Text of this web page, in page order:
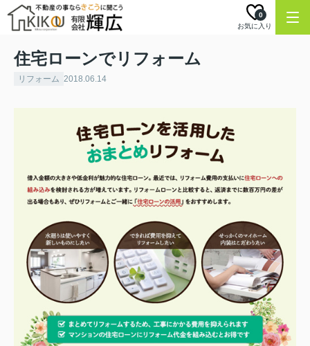
お気に入り
0
住宅ローンでリフォーム
リフォーム 2018.06.14